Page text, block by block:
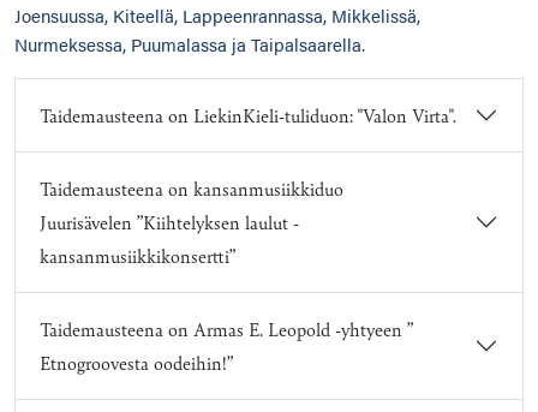
Joensuussa, Kiteellä, Lappeenrannassa, Mikkelissä,
Nurmeksessa, Puumalassa ja Taipalsaarella.
Taidemausteena on LiekinKieli-tuliduon: "Valon Virta".
Taidemausteena on kansanmusiikkiduo
Juurisävelen ”Kiihtelyksen laulut -
kansanmusiikkikonsertti”
Taidemausteena on Armas E. Leopold -yhtyeen ”
Etnogroovesta oodeihin!”